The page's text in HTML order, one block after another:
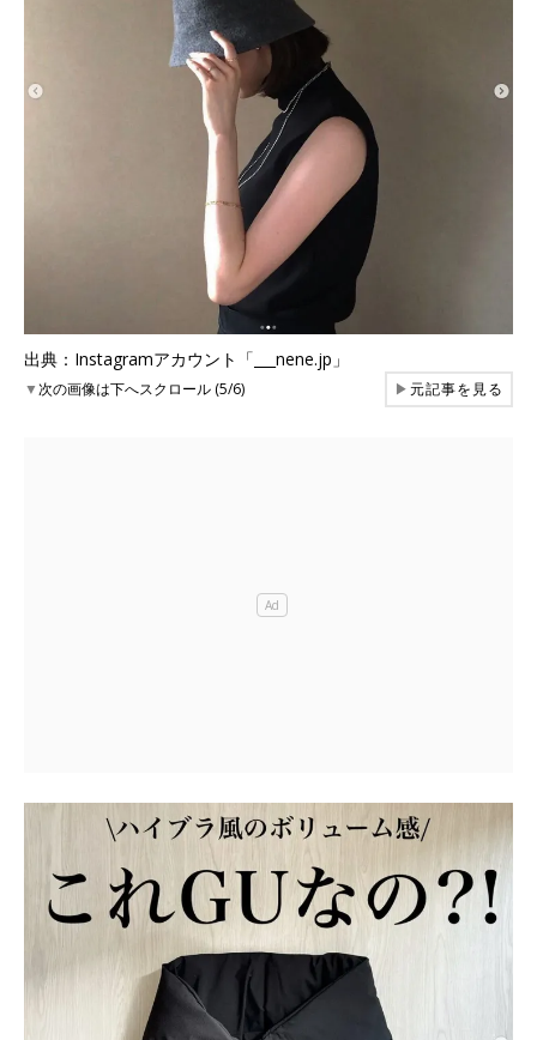
出典：Instagramアカウント「___nene.jp」
▼次の画像は下へスクロール (5/6) ▶元記事を見る